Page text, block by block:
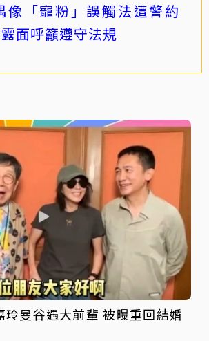
像「寵粉」誤觸法遭警約
面呼籲遵守法規
玲曼谷遇大前輩 被曝重回結婚